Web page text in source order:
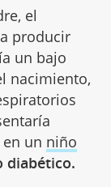
el
producir
un bajo
nacimiento,
un niño
diabético.